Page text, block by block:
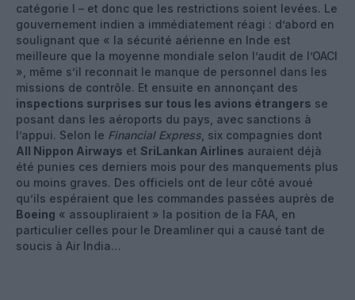
catégorie I – et donc que les restrictions soient levées. Le
gouvernement indien a immédiatement réagi : d’abord en
soulignant que « la sécurité aérienne en Inde est
meilleure que la moyenne mondiale selon l’audit de l’OACI
», même s’il reconnait le manque de personnel dans les
missions de contrôle. Et ensuite en annonçant des
inspections surprises sur tous les avions étrangers se
posant dans les aéroports du pays, avec sanctions à
l’appui. Selon le Financial Express , six compagnies dont
All Nippon Airways et SriLankan Airlines auraient déjà
été punies ces derniers mois pour des manquements plus
ou moins graves. Des officiels ont de leur côté avoué
qu’ils espéraient que les commandes passées auprès de
Boeing « assoupliraient » la position de la FAA, en
particulier celles pour le Dreamliner qui a causé tant de
soucis à Air India…